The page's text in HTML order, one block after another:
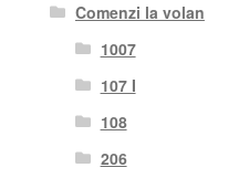
Comenzi la volan
1007
107 I
108
206